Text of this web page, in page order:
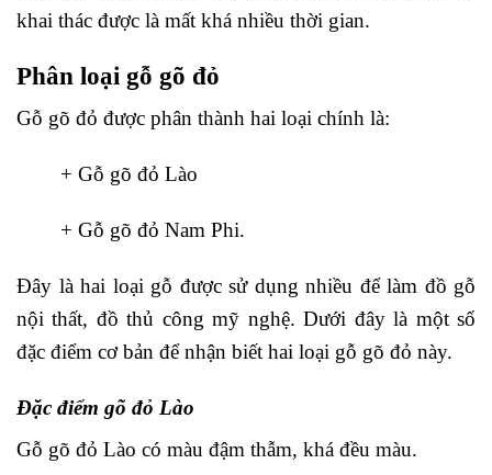
khai thác được là mất khá nhiều thời gian.
Phân loại gỗ gõ đỏ
Gỗ gõ đỏ được phân thành hai loại chính là:
+ Gỗ gõ đỏ Lào
+ Gỗ gõ đỏ Nam Phi.
Đây là hai loại gỗ được sử dụng nhiều để làm đồ gỗ
nội thất, đồ thủ công mỹ nghệ. Dưới đây là một số
đặc điểm cơ bản để nhận biết hai loại gỗ gõ đỏ này.
Đặc điểm gõ đỏ Lào
Gỗ gõ đỏ Lào có màu đậm thẫm, khá đều màu.